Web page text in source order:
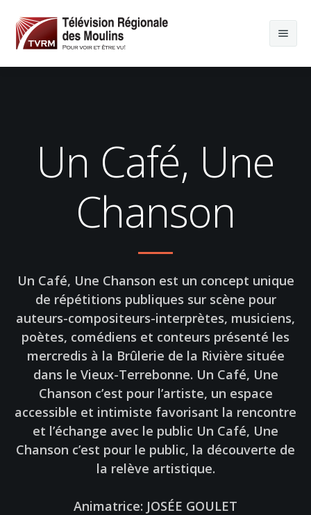
Un Café, Une
Chanson
Un Café, Une Chanson est un concept unique
de répétitions publiques sur scène pour
auteurs-compositeurs-interprètes, musiciens,
poètes, comédiens et conteurs présenté les
mercredis à la Brûlerie de la Rivière située
dans le Vieux-Terrebonne. Un Café, Une
Chanson c’est pour l’artiste, un espace
accessible et intimiste favorisant la rencontre
et l’échange avec le public Un Café, Une
Chanson c’est pour le public, la découverte de
la relève artistique.
Animatrice: JOSÉE GOULET